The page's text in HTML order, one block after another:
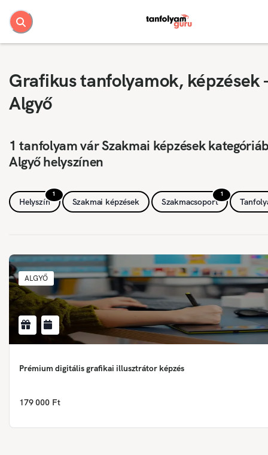
Grafikus tanfolyamok, képzések
Algyő
1 tanfolyam vár Szakmai képzések
Algyő helyszínen
1
Helyszín Szakmai képzések
1
Szakmacsoport
ALGYŐ
Prémium digitális grafikai illusztrátor képzés
179 000 Ft